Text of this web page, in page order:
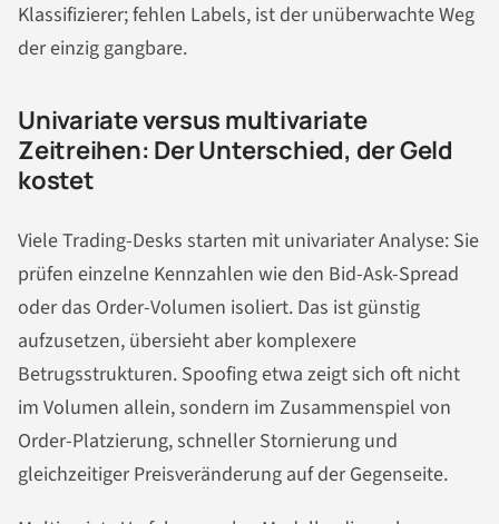
Klassifizierer; fehlen Labels, ist der unüberwachte Weg
der einzig gangbare.
Univariate versus multivariate
Zeitreihen: Der Unterschied, der Geld
kostet
Viele Trading-Desks starten mit univariater Analyse: Sie
prüfen einzelne Kennzahlen wie den Bid-Ask-Spread
oder das Order-Volumen isoliert. Das ist günstig
aufzusetzen, übersieht aber komplexere
Betrugsstrukturen. Spoofing etwa zeigt sich oft nicht
im Volumen allein, sondern im Zusammenspiel von
Order-Platzierung, schneller Stornierung und
gleichzeitiger Preisveränderung auf der Gegenseite.